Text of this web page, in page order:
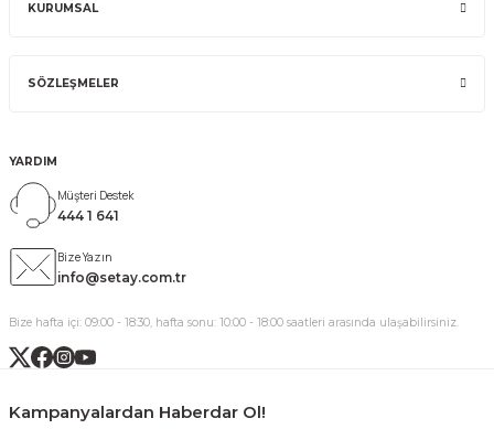
KURUMSAL
SÖZLEŞMELER
YARDIM
Müşteri Destek
444 1 641
Bize Yazın
info@setay.com.tr
Bize hafta içi: 09:00 - 18:30, hafta sonu: 10:00 - 18:00 saatleri arasında ulaşabilirsiniz.
Kampanyalardan Haberdar Ol!